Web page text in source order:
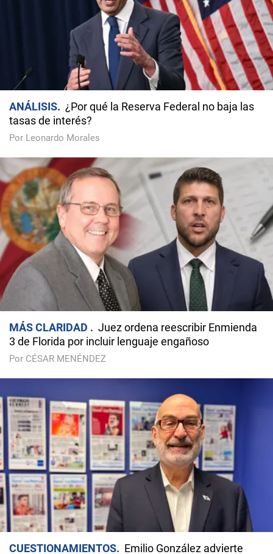
ANÁLISIS
¿Por qué la Reserva Federal no baja las
tasas de interés?
Por Leonardo Morales
MÁS CLARIDAD
Juez ordena reescribir Enmienda
3 de Florida por incluir lenguaje engañoso
Por CÉSAR MENÉNDEZ
CUESTIONAMIENTOS
Emilio González advierte